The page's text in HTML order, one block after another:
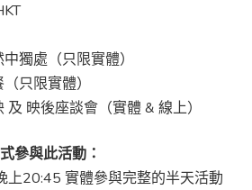
獨處（只限實體）
只限實體）
映後座談會（實體 & 線上）
參與此活動：
20:45 實體參與完整的半天活動